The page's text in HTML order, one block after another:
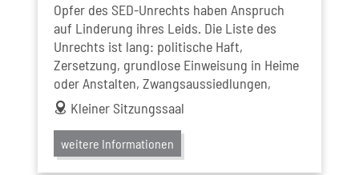
Opfer des SED-Unrechts haben Anspruch
auf Linderung ihres Leids. Die Liste des
Unrechts ist lang: politische Haft,
Zersetzung, grundlose Einweisung in Heime
oder Anstalten, Zwangsaussiedlungen,
address
Kleiner Sitzungssaal
weitere Informationen